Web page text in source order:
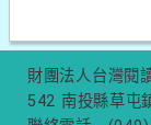
財團法人台灣閱
542 南投縣草屯